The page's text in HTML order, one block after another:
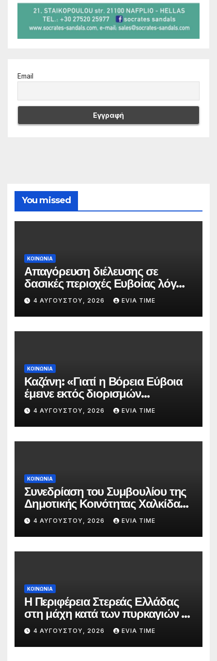
Email
You missed
ΚΟΙΝΩΝΙΑ
Απαγόρευση διέλευσης σε
δασικές περιοχές Ευβοίας λόγω
πολύ υψηλού κινδύνου
πυρκαγιάς
4 ΑΥΓΟΎΣΤΟΥ, 2026 EVIA TIME
ΚΟΙΝΩΝΙΑ
Καζάνη: «Γιατί η Βόρεια Εύβοια
έμεινε εκτός διορισμών
δασκάλων;»
4 ΑΥΓΟΎΣΤΟΥ, 2026 EVIA TIME
ΚΟΙΝΩΝΙΑ
Συνεδρίαση του Συμβουλίου της
Δημοτικής Κοινότητας Χαλκίδας
την 5 Αυγούστου
4 ΑΥΓΟΎΣΤΟΥ, 2026 EVIA TIME
ΚΟΙΝΩΝΙΑ
Η Περιφέρεια Στερεάς Ελλάδας
στη μάχη κατά των πυρκαγιών –
Δράσεις και στήριξη σε πέντε
περιφερειακές ενότητες
4 ΑΥΓΟΎΣΤΟΥ, 2026 EVIA TIME